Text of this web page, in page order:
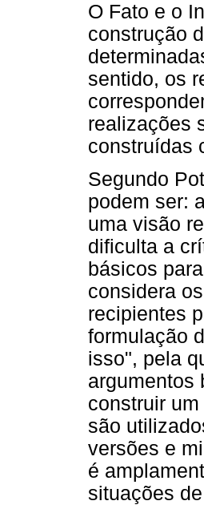
O Fato e o
construção
sentido, os
realizações
construídas
Segundo
podem ser:
uma visão
dificulta a
básicos
considera
recipientes
formulação
isso", pela
argumentos
construir
são
versões e
é
situações